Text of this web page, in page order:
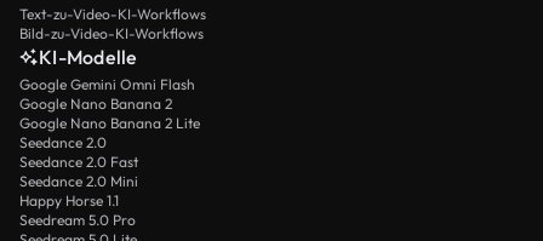
Text-zu-Video-KI-Workflows
Bild-zu-Video-KI-Workflows
KI-Modelle
Google Gemini Omni Flash
Google Nano Banana 2
Google Nano Banana 2 Lite
Seedance 2.0
Seedance 2.0 Fast
Seedance 2.0 Mini
Happy Horse 1.1
Seedream 5.0 Pro